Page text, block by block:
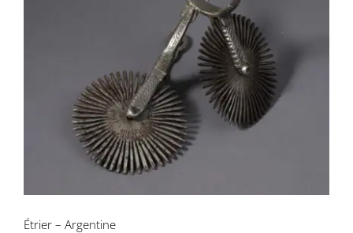
Étrier – Argentine
Étrier – Argentine